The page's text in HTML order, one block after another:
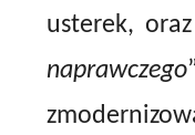
usterek,
naprawczego